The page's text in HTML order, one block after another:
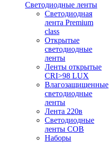
Светодиодные ленты
Светодиодная
лента Premium
class
Открытые
светодиодные
ленты
Ленты открытые
CRI>98 LUX
Влагозащищенные
светодиодные
ленты
Лента 220в
Светодиодные
ленты COB
Наборы